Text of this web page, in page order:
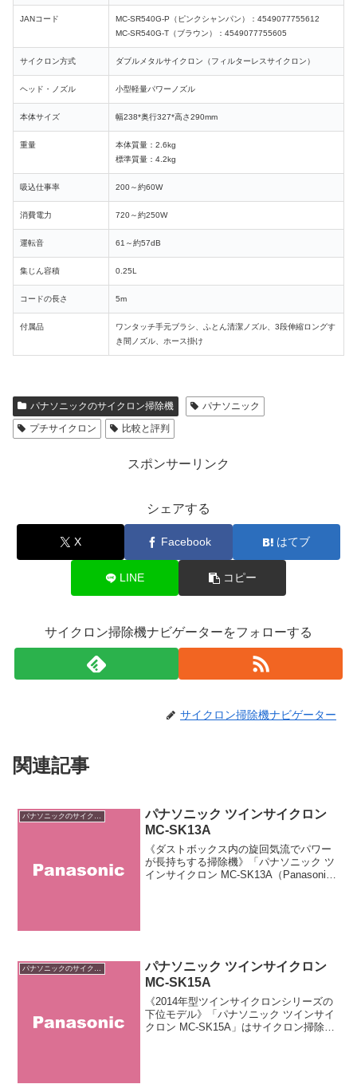
JANコード
MC-SR540G-P（ピンクシャンパン）：4549077755612
MC-SR540G-T（ブラウン）：4549077755605
サイクロン方式 ダブルメタルサイクロン（フィルターレスサイクロン）
ヘッド・ノズル 小型軽量パワーノズル
本体サイズ 幅238*奥行327*高さ290mm
重量
本体質量：2.6kg
標準質量：4.2kg
吸込仕事率 200～約60W
消費電力 720～約250W
運転音 61～約57dB
集じん容積 0.25L
コードの長さ 5m
付属品
ワンタッチ手元ブラシ、ふとん清潔ノズル、3段伸縮ロングす
き間ノズル、ホース掛け
パナソニックのサイクロン掃除機
パナソニック
プチサイクロン
比較と評判
スポンサーリンク
シェアする
X Facebook はてブ
LINE コピー
サイクロン掃除機ナビゲーターをフォローする
サイクロン掃除機ナビゲーター
関連記事
パナソニックのサイクロン掃除機
パナソニック ツインサイクロン
MC-SK13A
《ダストボックス内の旋回気流でパワー
が長持ちする掃除機》「パナソニック ツ
インサイクロン MC-SK13A（Panasonic
パナソニックのサイクロン掃除機
パナソニック ツインサイクロン
MC-SK15A
《2014年型ツインサイクロンシリーズの
下位モデル》「パナソニック ツインサイ
クロン MC-SK15A」はサイクロン掃除機